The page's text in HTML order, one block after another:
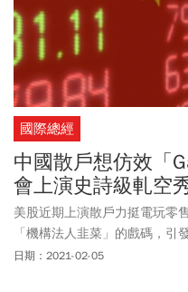
國際總經
中國散戶想仿效「
會上演史詩級軋空
美股近期上演散戶力挺電玩零
「機構法人韭菜」的戲碼，引
打算仿效美國網友，拉抬某些
日期：2021-02-05